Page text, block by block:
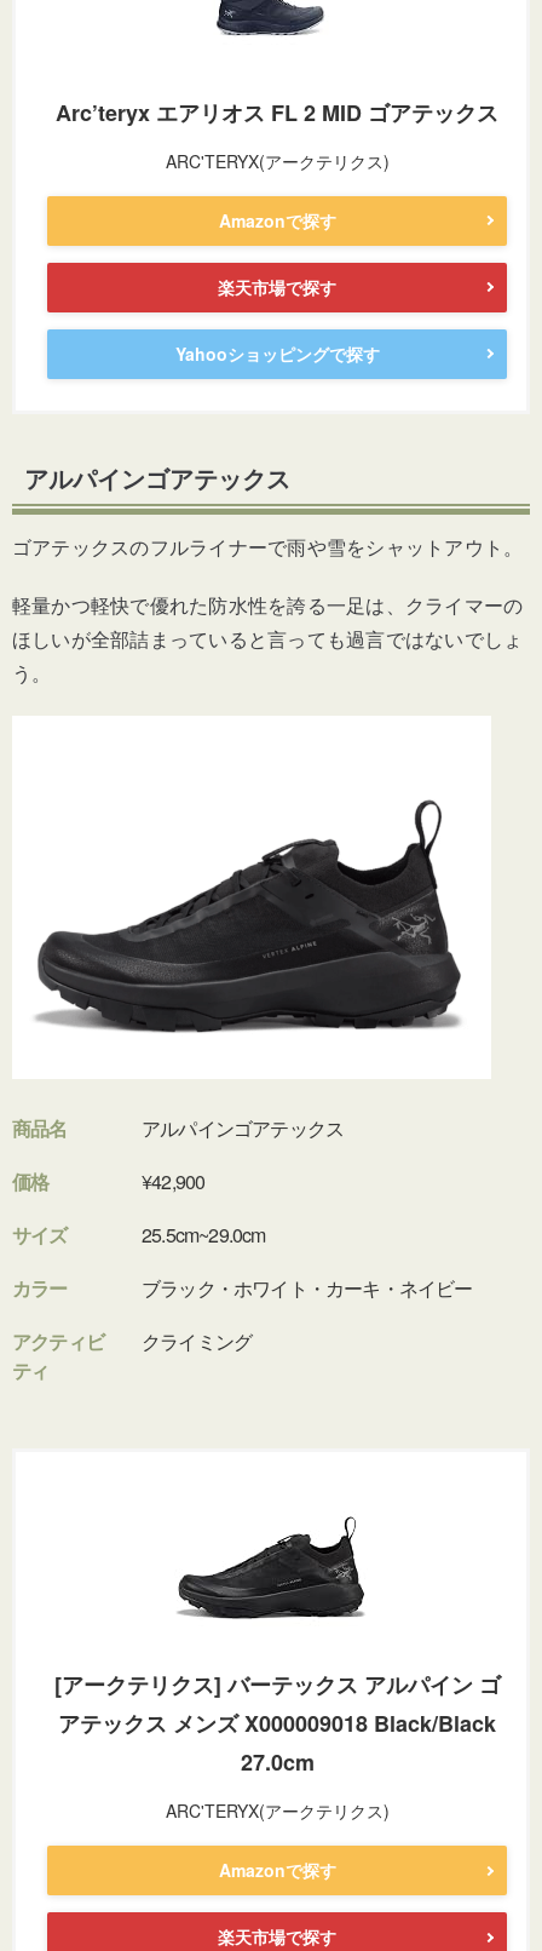
Arc’teryx エアリオス FL 2 MID ゴアテックス
ARC'TERYX(アークテリクス)
Amazonで探す
楽天市場で探す
Yahooショッピングで探す
アルパインゴアテックス
ゴアテックスのフルライナーで雨や雪をシャットアウト。
軽量かつ軽快で優れた防水性を誇る一足は、クライマーの
ほしいが全部詰まっていると言っても過言ではないでしょ
う。
商品名
アルパインゴアテックス
価格
¥42,900
サイズ
25.5cm~29.0cm
カラー
ブラック・ホワイト・カーキ・ネイビー
アクティビ
ティ
クライミング
[アークテリクス] バーテックス アルパイン ゴ
アテックス メンズ X000009018 Black/Black
27.0cm
ARC'TERYX(アークテリクス)
Amazonで探す
楽天市場で探す